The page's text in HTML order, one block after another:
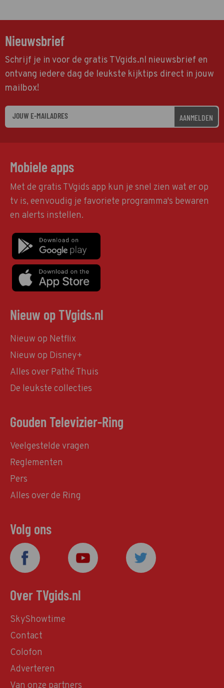
Nieuwsbrief
Schrijf je in voor de gratis TVgids.nl nieuwsbrief en
ontvang iedere dag de leukste kijktips direct in jouw
mailbox!
AANMELDEN
Mobiele apps
Met de gratis TVgids app kun je snel zien wat er op
tv is, eenvoudig je favoriete programma's bewaren
en alerts instellen.
Nieuw op TVgids.nl
Nieuw op Netflix
Nieuw op Disney+
Alles over Pathé Thuis
De leukste collecties
Gouden Televizier-Ring
Veelgestelde vragen
Reglementen
Pers
Alles over de Ring
Volg ons
Over TVgids.nl
SkyShowtime
Contact
Colofon
Adverteren